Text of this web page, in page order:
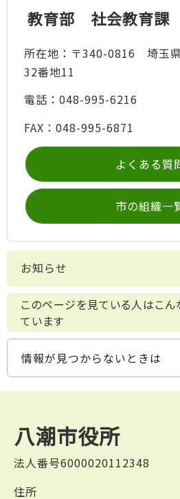
教育部 社会教育課
所在地：〒340-0816 埼玉
32番地11
電話：048-995-6216
FAX：048-995-6871
よくある質
市の組織一
お知らせ
このページを見ている人はこ
ています
情報が見つからないときは
八潮市役所
法人番号6000020112348
住所